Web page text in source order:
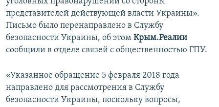
представителей действующей власти Украины».
Письмо было перенаправлено в Службу
безопасности Украины, об этом Крым.Реалии
сообщили в отделе связей с общественностью ГПУ.
«Указанное обращение 5 февраля 2018 года
направлено для рассмотрения в Службу
безопасности Украины, поскольку вопросы,